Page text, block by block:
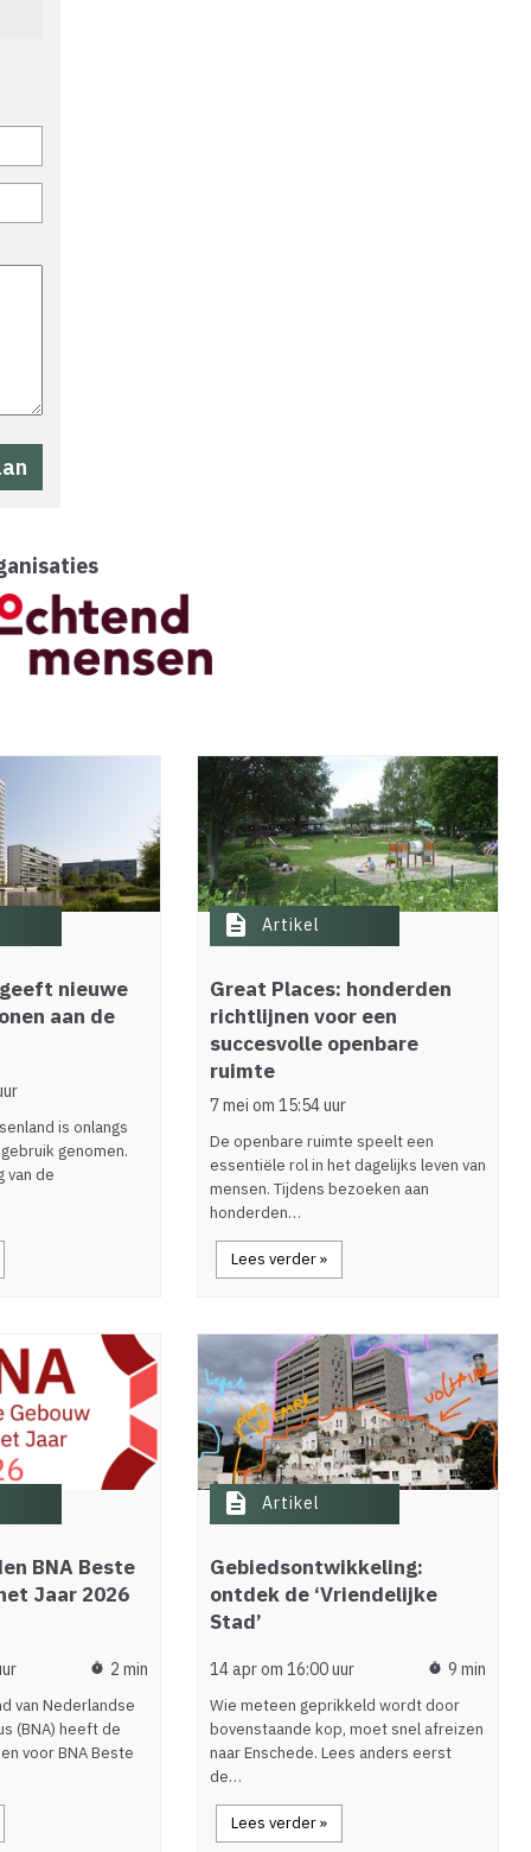
nieuwe
aan de
is onlangs
genomen.
van de
description Artikel
Great Places: honderden
richtlijnen voor een
succesvolle openbare
ruimte
7 mei om 15:54 uur
De openbare ruimte speelt een
essentiële rol in het dagelijks leven van
mensen. Tijdens bezoeken aan
honderden…
Lees verder »
BNA Beste
Jaar 2026
timer 2 min
van Nederlandse
(BNA) heeft de
voor BNA Beste
description Artikel
Gebiedsontwikkeling:
ontdek de ‘Vriendelijke
Stad’
14 apr om 16:00 uur timer 9 min
Wie meteen geprikkeld wordt door
bovenstaande kop, moet snel afreizen
naar Enschede. Lees anders eerst
de…
Lees verder »